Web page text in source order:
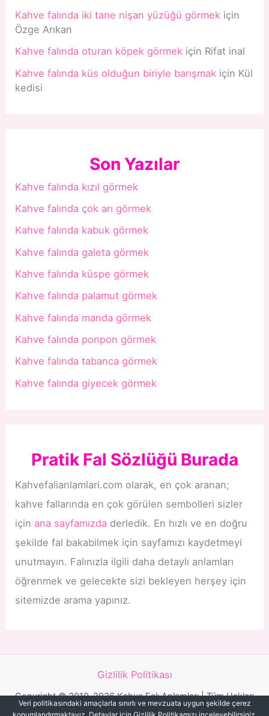
Kahve falında iki tane nişan yüzüğü görmek için
Özge Arıkan
Kahve falında oturan köpek görmek için Rifat inal
Kahve falında küs olduğun biriyle barışmak için Kül
kedisi
Son Yazılar
Kahve falında kızıl görmek
Kahve falında çok arı görmek
Kahve falında kabuk görmek
Kahve falında galeta görmek
Kahve falında küspe görmek
Kahve falında palamut görmek
Kahve falında manda görmek
Kahve falında ponpon görmek
Kahve falında tabanca görmek
Kahve falında giyecek görmek
Pratik Fal Sözlüğü Burada
Kahvefalianlamlari.com olarak, en çok aranan;
kahve fallarında en çok görülen sembolleri sizler
için ana sayfamızda derledik. En hızlı ve en doğru
şekilde fal bakabilmek için sayfamızı kaydetmeyi
unutmayın. Falınızla ilgili daha detaylı anlamları
öğrenmek ve gelecekte sizi bekleyen herşey için
sitemizde arama yapınız.
Gizlilik Politikası
Copyright © 2010-2026 Kahve Falı Anlamları | Tüm Hakları
Saklıdır.
Veri politikasındaki amaçlarla sınırlı ve mevzuata uygun şekilde çerez